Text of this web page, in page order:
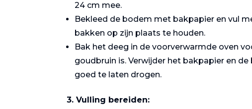
24 cm mee.
Bekleed de bodem met bakpapier en vul
bakken op zijn plaats te houden.
Bak het deeg in de voorverwarmde oven
goudbruin is. Verwijder het bakpapier en
goed te laten drogen.
3. Vulling bereiden: